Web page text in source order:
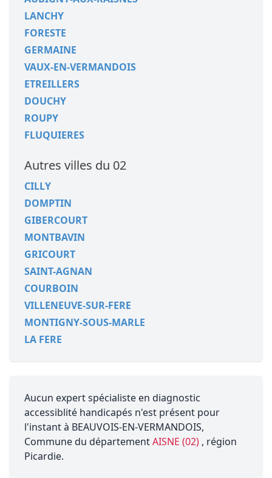
LANCHY
FORESTE
GERMAINE
VAUX-EN-VERMANDOIS
ETREILLERS
DOUCHY
ROUPY
FLUQUIERES
Autres villes du 02
CILLY
DOMPTIN
GIBERCOURT
MONTBAVIN
GRICOURT
SAINT-AGNAN
COURBOIN
VILLENEUVE-SUR-FERE
MONTIGNY-SOUS-MARLE
LA FERE
Aucun expert spécialiste en diagnostic
accessiblité handicapés n'est présent pour
l'instant à BEAUVOIS-EN-VERMANDOIS,
Commune du départementAISNE (02) , région
Picardie.